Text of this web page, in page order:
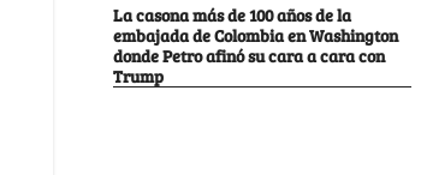
La casona más de 100 años de la
embajada de Colombia en Washington
donde Petro afinó su cara a cara con
Trump